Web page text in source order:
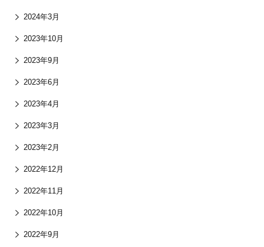
2024年3月
2023年10月
2023年9月
2023年6月
2023年4月
2023年3月
2023年2月
2022年12月
2022年11月
2022年10月
2022年9月